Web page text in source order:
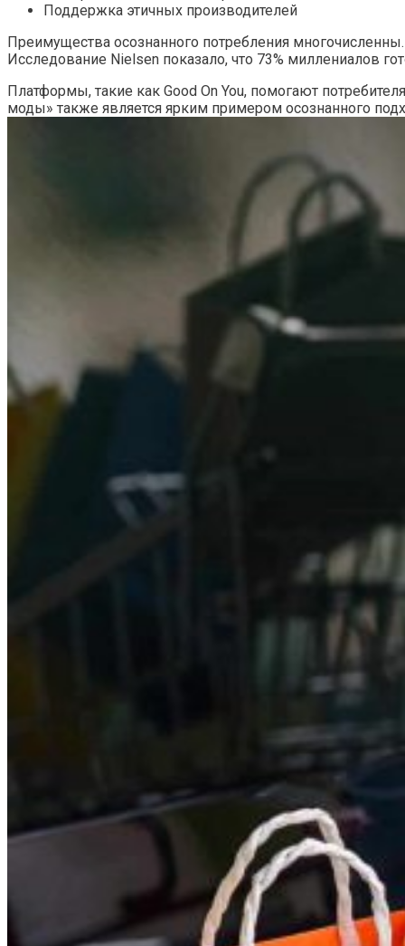
Поддержка этичных производителей
Преимущества осознанного потребления
Исследование Nielsen показало, что 73% миллениалов
Платформы, такие как Good On You, помогают
моды» также является ярким примером осознанного